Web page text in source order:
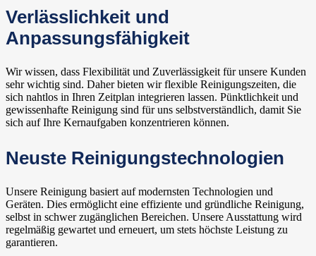
Verlässlichkeit und
Anpassungsfähigkeit
Wir wissen, dass Flexibilität und Zuverlässigkeit für unsere Kunden
sehr wichtig sind. Daher bieten wir flexible Reinigungszeiten, die
sich nahtlos in Ihren Zeitplan integrieren lassen. Pünktlichkeit und
gewissenhafte Reinigung sind für uns selbstverständlich, damit Sie
sich auf Ihre Kernaufgaben konzentrieren können.
Neuste Reinigungstechnologien
Unsere Reinigung basiert auf modernsten Technologien und
Geräten. Dies ermöglicht eine effiziente und gründliche Reinigung,
selbst in schwer zugänglichen Bereichen. Unsere Ausstattung wird
regelmäßig gewartet und erneuert, um stets höchste Leistung zu
garantieren.